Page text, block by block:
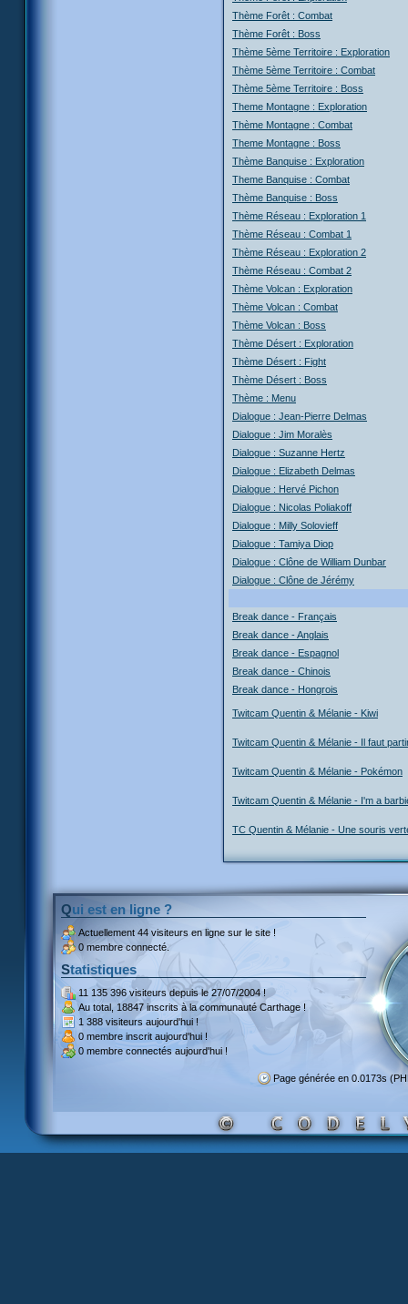
Thème Forêt : Combat
Thème Forêt : Boss
Thème 5ème Territoire : Exploration
Thème 5ème Territoire : Combat
Thème 5ème Territoire : Boss
Theme Montagne : Exploration
Thème Montagne : Combat
Theme Montagne : Boss
Thème Banquise : Exploration
Theme Banquise : Combat
Thème Banquise : Boss
Thème Réseau : Exploration 1
Thème Réseau : Combat 1
Thème Réseau : Exploration 2
Thème Réseau : Combat 2
Thème Volcan : Exploration
Thème Volcan : Combat
Thème Volcan : Boss
Thème Désert : Exploration
Thème Désert : Fight
Thème Désert : Boss
Thème : Menu
Dialogue : Jean-Pierre Delmas
Dialogue : Jim Moralès
Dialogue : Suzanne Hertz
Dialogue : Elizabeth Delmas
Dialogue : Hervé Pichon
Dialogue : Nicolas Poliakoff
Dialogue : Milly Solovieff
Dialogue : Tamiya Diop
Dialogue : Clône de William Dunbar
Dialogue : Clône de Jérémy
Break dance - Français
Break dance - Anglais
Break dance - Espagnol
Break dance - Chinois
Break dance - Hongrois
Twitcam Quentin & Mélanie - Kiwi
Twitcam Quentin & Mélanie - Il faut
Twitcam Quentin & Mélanie - Pokémon
Twitcam Quentin & Mélanie - I'm a
TC Quentin & Mélanie - Une souris
Qui est en ligne ?
Actuellement 44 visiteurs en ligne sur le site !
0 membre connecté.
Statistiques
11 135 396 visiteursdepuis le 27/07/2004 !
Au total, 18847 inscritsà la communauté Carthage !
1 388 visiteurs aujourd'hui !
0 membre inscrit aujourd'hui !
0 membre connectés aujourd'hui !
Page générée en 0.0173s